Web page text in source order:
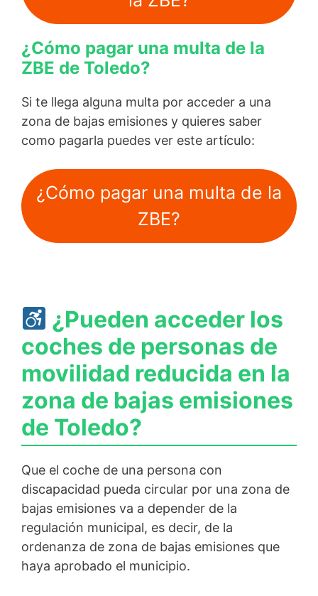
¿Cómo pagar una multa de la
ZBE de Toledo?
Si te llega alguna multa por acceder a una
zona de bajas emisiones y quieres saber
como pagarla puedes ver este artículo:
¿Cómo pagar una multa de la
ZBE?
¿Pueden acceder los
coches de personas de
movilidad reducida en la
zona de bajas emisiones
de Toledo?
Que el coche de una persona con
discapacidad pueda circular por una zona de
bajas emisiones va a depender de la
regulación municipal, es decir, de la
ordenanza de zona de bajas emisiones que
haya aprobado el municipio.